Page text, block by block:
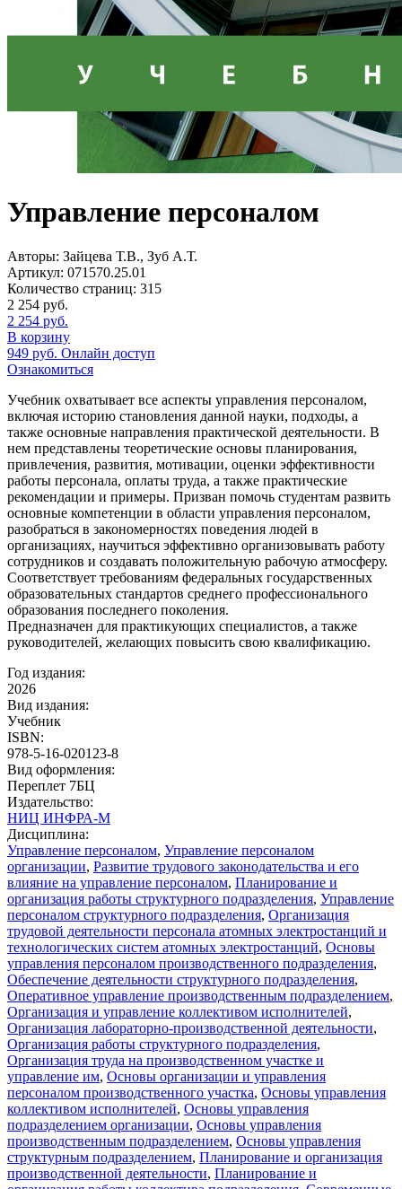
Управление персоналом
Авторы: Зайцева Т.В., Зуб А.Т.
Артикул: 071570.25.01
Количество страниц: 315
2 254 руб.
2 254 руб.
В корзину
949 руб. Онлайн доступ
Ознакомиться
Учебник охватывает все аспекты управления персоналом,
включая историю становления данной науки, подходы, а
также основные направления практической деятельности. В
нем представлены теоретические основы планирования,
привлечения, развития, мотивации, оценки эффективности
работы персонала, оплаты труда, а также практические
рекомендации и примеры. Призван помочь студентам развить
основные компетенции в области управления персоналом,
разобраться в закономерностях поведения людей в
организациях, научиться эффективно организовывать работу
сотрудников и создавать положительную рабочую атмосферу.
Соответствует требованиям федеральных государственных
образовательных стандартов среднего профессионального
образования последнего поколения.
Предназначен для практикующих специалистов, а также
руководителей, желающих повысить свою квалификацию.
Год издания:
2026
Вид издания:
Учебник
ISBN:
978-5-16-020123-8
Вид оформления:
Переплет 7БЦ
Издательство:
НИЦ ИНФРА-М
Дисциплина:
Управление персоналом, Управление персоналом
организации, Развитие трудового законодательства и его
влияние на управление персоналом, Планирование и
организация работы структурного подразделения, Управление
персоналом структурного подразделения, Организация
трудовой деятельности персонала атомных электростанций и
технологических систем атомных электростанций, Основы
управления персоналом производственного подразделения,
Обеспечение деятельности структурного подразделения,
Оперативное управление производственным подразделением,
Организация и управление коллективом исполнителей,
Организация лабораторно-производственной деятельности,
Организация работы структурного подразделения,
Организация труда на производственном участке и
управление им, Основы организации и управления
персоналом производственного участка, Основы управления
коллективом исполнителей, Основы управления
подразделением организации, Основы управления
производственным подразделением, Основы управления
структурным подразделением, Планирование и организация
производственной деятельности, Планирование и